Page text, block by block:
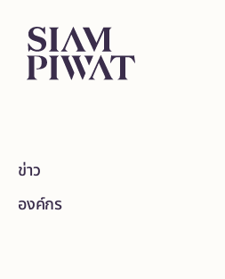
ข่าว
องค์กร